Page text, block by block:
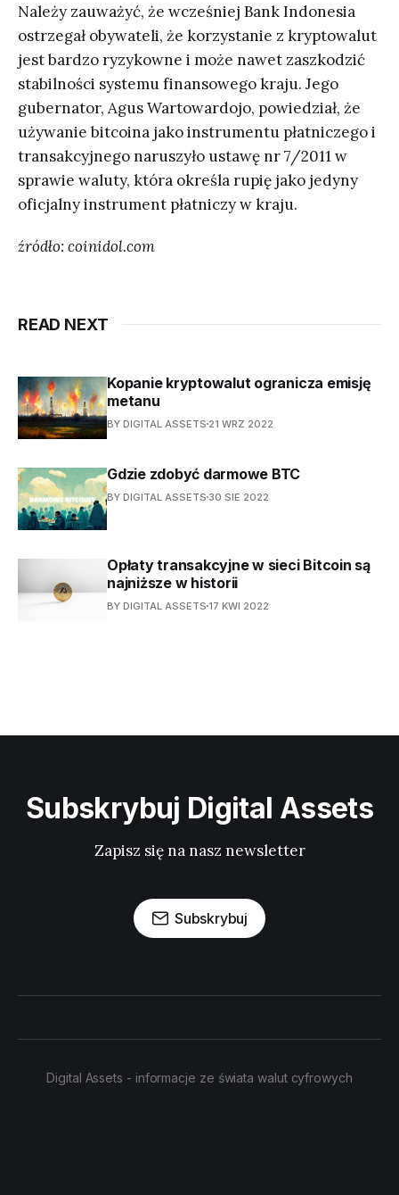
Należy zauważyć, że wcześniej Bank Indonesia
ostrzegał obywateli, że korzystanie z kryptowalut
jest bardzo ryzykowne i może nawet zaszkodzić
stabilności systemu finansowego kraju. Jego
gubernator, Agus Wartowardojo, powiedział, że
używanie bitcoina jako instrumentu płatniczego i
transakcyjnego naruszyło ustawę nr 7/2011 w
sprawie waluty, która określa rupię jako jedyny
oficjalny instrument płatniczy w kraju.
źródło: coinidol.com
READ NEXT
Kopanie kryptowalut ogranicza emisję
metanu
BY DIGITAL ASSETS 21 WRZ 2022
Gdzie zdobyć darmowe BTC
BY DIGITAL ASSETS 30 SIE 2022
Opłaty transakcyjne w sieci Bitcoin są
najniższe w historii
BY DIGITAL ASSETS 17 KWI 2022
Subskrybuj Digital Assets
Zapisz się na nasz newsletter
Subskrybuj
Digital Assets - informacje ze świata walut cyfrowych